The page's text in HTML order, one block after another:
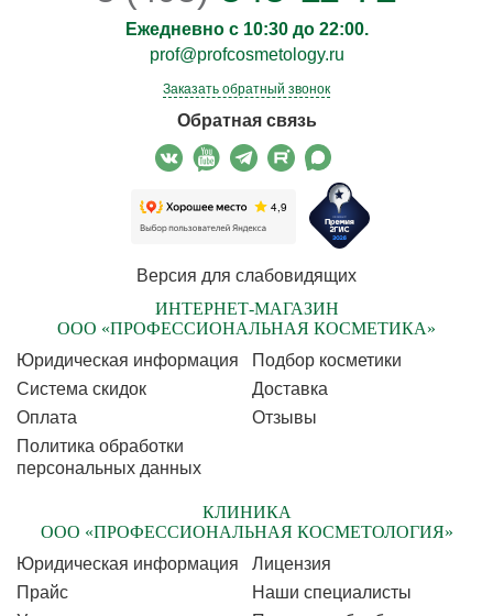
Ежедневно с 10:30 до 22:00.
prof@profcosmetology.ru
Заказать обратный звонок
Обратная связь
Версия для слабовидящих
ИНТЕРНЕТ-МАГАЗИН
ООО «ПРОФЕССИОНАЛЬНАЯ КОСМЕТИКА»
Юридическая информация
Подбор косметики
Cистема скидок
Доставка
Оплата
Отзывы
Политика обработки
персональных данных
КЛИНИКА
ООО «ПРОФЕССИОНАЛЬНАЯ КОСМЕТОЛОГИЯ»
Юридическая информация
Лицензия
Прайс
Наши специалисты